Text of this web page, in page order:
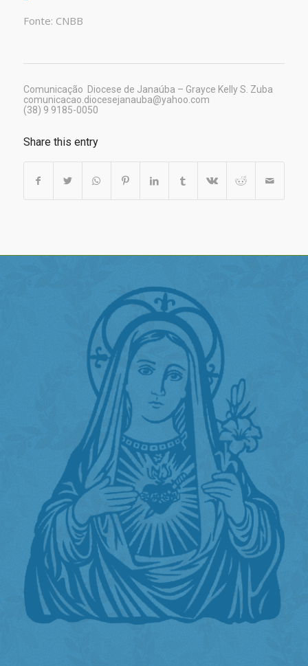
Fonte: CNBB
Comunicação Diocese de Janaúba – Grayce Kelly S. Zuba
comunicacao.diocesejanauba@yahoo.com
(38) 9 9185-0050
Share this entry